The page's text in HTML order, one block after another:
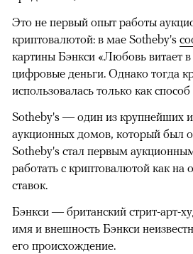
Это не первый опыт работы
криптовалютой: в мае Sotheby's
картины Бэнкси «Любовь витает в
цифровые деньги. Однако тогда
использовалась только как
Sotheby's — один из крупнейших
аукционных домов, который был
Sotheby's стал первым
работать с криптовалютой как на
ставок.
Бэнкси — британский стрит-арт-
имя и внешность Бэнкси
его происхождение.